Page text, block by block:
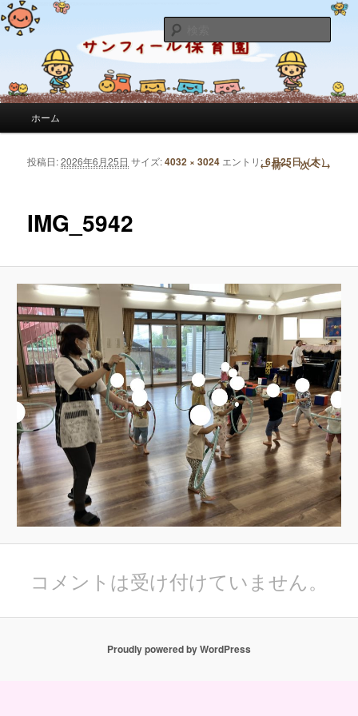
サンフィール保育園のブログ
サンフィール保育園のせんせいのブログです。園の日常を綴っています。
索
メインコンテンツへ移動
サブコンテンツへ移動
ホーム
画像ナビゲーション ← 前へ 次へ →
IMG_5942
投稿日:2026年6月25日 サイズ:4032 × 3024 エントリ:6月25日（木）
コメントは受け付けていません。
Proudly powered by WordPress